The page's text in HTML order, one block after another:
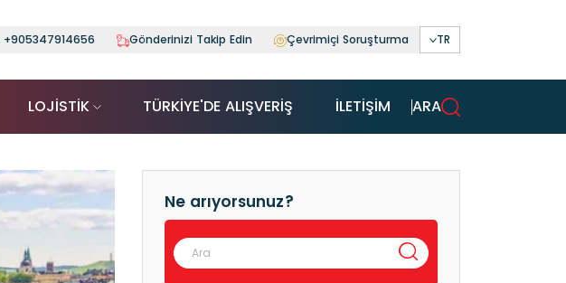
+905347914656 Gönderinizi Takip Edin Çevrimiçi Soruşturma TR
LOJİSTİK TÜRKIYE'DE ALIŞVERIŞ İLETİŞİM ARA
Ne arıyorsunuz?